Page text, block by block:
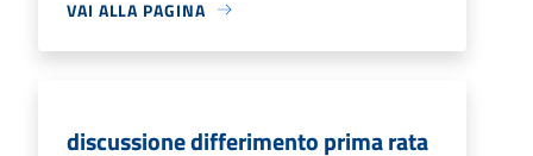
VAI ALLA PAGINA
discussione differimento prima rata